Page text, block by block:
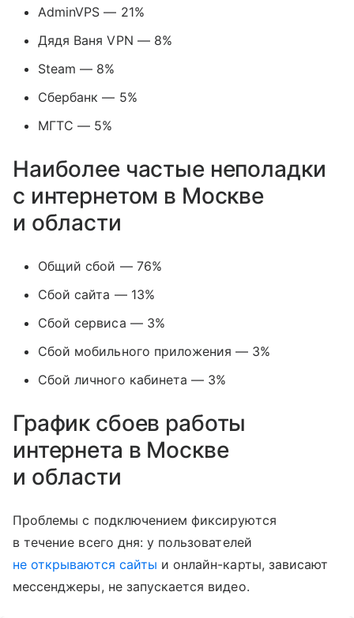
AdminVPS — 21%
Дядя Ваня VPN — 8%
Steam — 8%
Сбербанк — 5%
МГТС — 5%
Наиболее частые неполадки
с интернетом в Москве
и области
Общий сбой — 76%
Сбой сайта — 13%
Сбой сервиса — 3%
Сбой мобильного приложения — 3%
Сбой личного кабинета — 3%
График сбоев работы
интернета в Москве
и области
Проблемы с подключением фиксируются
в течение всего дня: у пользователей
не открываются сайты и онлайн-карты, зависают
мессенджеры, не запускается видео.